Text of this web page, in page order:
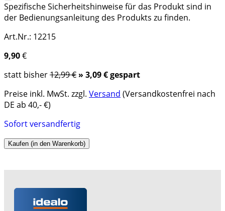
Spezifische Sicherheitshinweise für das Produkt sind in
der Bedienungsanleitung des Produkts zu finden.
Art.Nr.: 12215
9,90€
statt bisher12,99 € » 3,09 € gespart
Preise inkl. MwSt. zzgl. Versand (Versandkostenfrei nach
DE ab 40,- €)
Sofort versandfertig
Kaufen (in den Warenkorb)